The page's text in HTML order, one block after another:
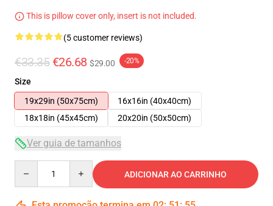
This is pillow cover only, insert is not included.
(5 customer reviews)
€33.35 €26.68 $29.00 -20%
Size
19x29in (50x75cm)
16x16in (40x40cm)
18x18in (45x45cm)
20x20in (50x50cm)
Ver guia de tamanhos
ADICIONAR AO CARRINHO